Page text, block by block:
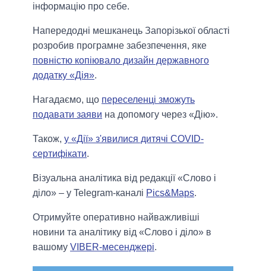
інформацію про себе.
Напередодні мешканець Запорізької області
розробив програмне забезпечення, яке
повністю копіювало дизайн державного
додатку «Дія».
Нагадаємо, що переселенці зможуть
подавати заяви на допомогу через «Дію».
Також, у «Дії» з'явилися дитячі COVID-
сертифікати.
Візуальна аналітика від редакції «Слово і
діло» – у Telegram-каналі Pics&Maps.
Отримуйте оперативно найважливіші
новини та аналітику від «Слово і діло» в
вашому VIBER-месенджері.